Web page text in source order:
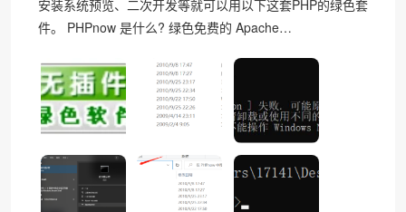
安装系统预览、二次开发等就可以用以下这套PHP的绿色套
件。 PHPnow 是什么? 绿色免费的 Apache…